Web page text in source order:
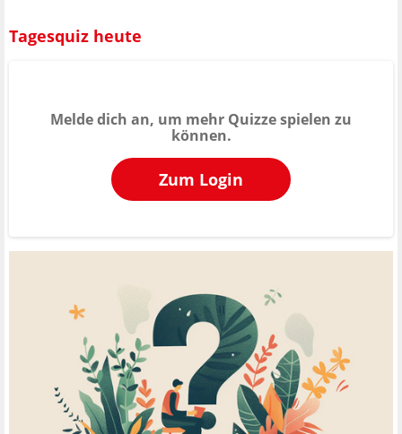
Tagesquiz heute
Melde dich an, um mehr Quizze spielen zu
können.
Zum Login